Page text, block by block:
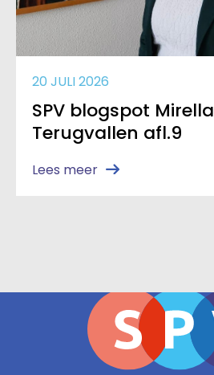
20 JULI 2026
SPV blogspot
Terugvallen afl.9
Lees meer